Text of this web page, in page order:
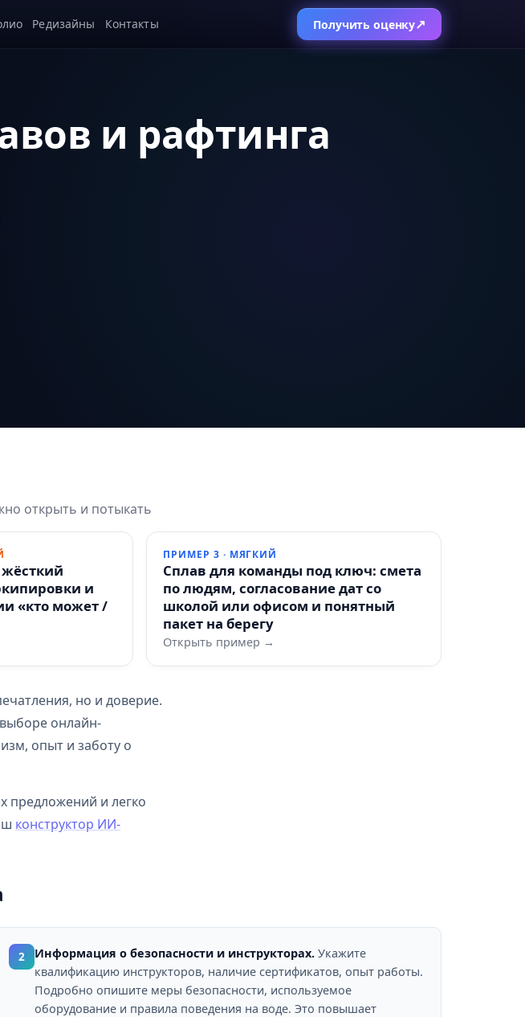
Редизайны Контакты Получить оценку↗
и рафтинга
открыть и потыкать
жёсткий
и
«кто может /
ПРИМЕР 3 · МЯГКИЙ
Сплав для команды под ключ: смета
по людям, согласование дат со
школой или офисом и понятный
пакет на берегу
Открыть пример →
но и доверие.
онлайн-
опыт и заботу о
предложений и легко
конструктор ИИ-
2 Информация о безопасности и инструкторах. Укажите
квалификацию инструкторов, наличие сертификатов, опыт работы.
Подробно опишите меры безопасности, используемое
оборудование и правила поведения на воде. Это повышает